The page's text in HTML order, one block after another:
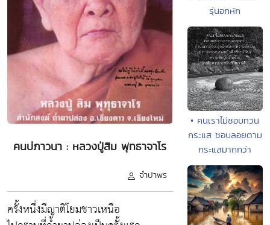
คนบ่ภาวนา : หลวงปู่สิม พุทธาจาโร
จำปาพร
ครั้งหนึ่งมีญาติโยมชาวเหนือ
รุ่นอกหัก
• คนเราไม่ชอบทวน
กระแส ชอบลอยตาม
กระแสมากกว่า